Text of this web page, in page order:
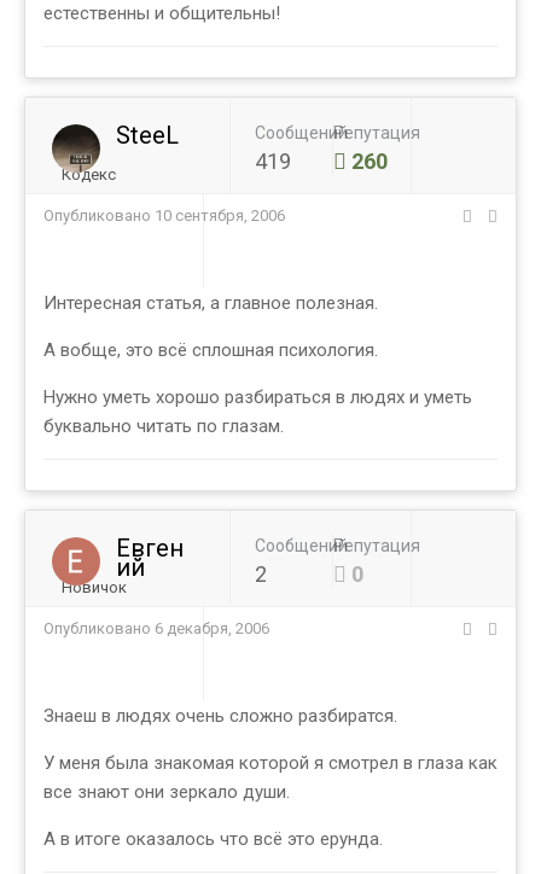
естественны и общительны!
SteeL
Кодекс
Сообщений
419
Репутация
260
Опубликовано 10 сентября, 2006
Интересная статья, а главное полезная.
А вобще, это всё сплошная психология.
Нужно уметь хорошо разбираться в людях и уметь
буквально читать по глазам.
Евген
ий
Новичок
Сообщений
2
Репутация
0
Опубликовано 6 декабря, 2006
Знаеш в людях очень сложно разбиратся.
У меня была знакомая которой я смотрел в глаза как
все знают они зеркало души.
А в итоге оказалось что всё это ерунда.